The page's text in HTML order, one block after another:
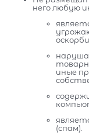
него любую
иные
(спам).